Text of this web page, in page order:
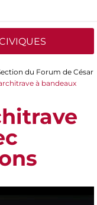
du Forum de César
à bandeaux